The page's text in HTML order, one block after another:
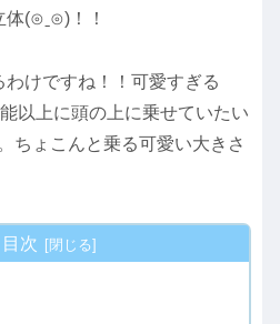
(⊙ˍ⊙)！！
けですね！！可愛すぎる
以上に頭の上に乗せていたい
ちょこんと乗る可愛い大きさ
目次